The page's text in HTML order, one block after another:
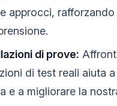
approcci,
di prove:
di test reali aiuta
e a migliorare la